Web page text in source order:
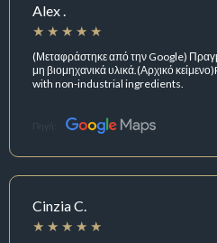
Alex .
(Μεταφράστηκε από την Google)
μη βιομηχανικά υλικά.(Αρχικό
with non-industrial ingredients.
Πηγή:
Cinzia C.